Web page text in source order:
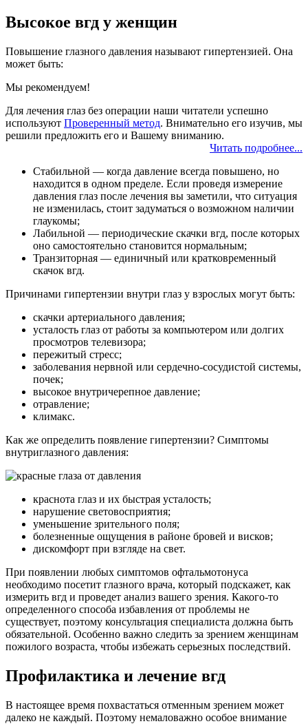
Высокое вгд у женщин
Повышение глазного давления называют гипертензией. Она
может быть:
Мы рекомендуем!
Для лечения глаз без операции наши читатели успешно
используют Проверенный метод. Внимательно его изучив, мы
решили предложить его и Вашему вниманию.
Читать подробнее...
Стабильной — когда давление всегда повышено, но
находится в одном пределе. Если проведя измерение
давления глаз после лечения вы заметили, что ситуация
не изменилась, стоит задуматься о возможном наличии
глаукомы;
Лабильной — периодические скачки вгд, после которых
оно самостоятельно становится нормальным;
Транзиторная — единичный или кратковременный
скачок вгд.
Причинами гипертензии внутри глаз у взрослых могут быть:
скачки артериального давления;
усталость глаз от работы за компьютером или долгих
просмотров телевизора;
пережитый стресс;
заболевания нервной или сердечно-сосудистой системы,
почек;
высокое внутричерепное давление;
отравление;
климакс.
Как же определить появление гипертензии? Симптомы
внутриглазного давления:
краснота глаз и их быстрая усталость;
нарушение световосприятия;
уменьшение зрительного поля;
болезненные ощущения в районе бровей и висков;
дискомфорт при взгляде на свет.
При появлении любых симптомов офтальмотонуса
необходимо посетит глазного врача, который подскажет, как
измерить вгд и проведет анализ вашего зрения. Какого-то
определенного способа избавления от проблемы не
существует, поэтому консультация специалиста должна быть
обязательной. Особенно важно следить за зрением женщинам
пожилого возраста, чтобы избежать серьезных последствий.
Профилактика и лечение вгд
В настоящее время похвастаться отменным зрением может
далеко не каждый. Поэтому немаловажно особое внимание